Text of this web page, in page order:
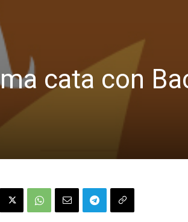
cata con